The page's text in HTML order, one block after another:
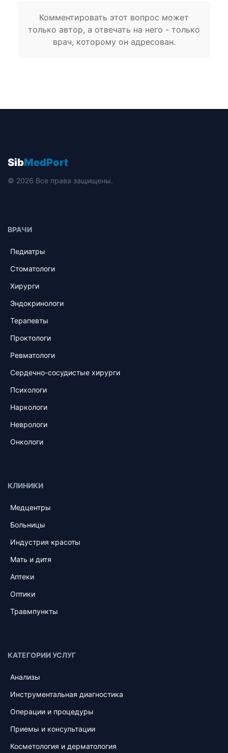
Комментировать этот вопрос может
только автор, а отвечать на него - только
врач, которому он адресован.
SibMedPort
© 2026 Все права защищены.
ВРАЧИ
Педиатры
Стоматологи
Хирурги
Эндокринологи
Терапевты
Проктологи
Ревматологи
Сердечно-сосудистые хирурги
Психологи
Наркологи
Неврологи
Онкологи
КЛИНИКИ
Медцентры
Больницы
Индустрия красоты
Мать и дитя
Аптеки
Оптики
Травмпункты
КАТЕГОРИИ УСЛУГ
Анализы
Инструментальная диагностика
Операции и процедуры
Приемы и консультации
Косметология и дерматология